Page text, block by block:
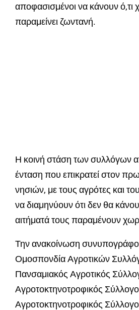
αποφασισμένοι να κάνουν ό,τι
παραμείνει ζωντανή.
Η κοινή στάση των συλλόγων
ένταση που επικρατεί στον
νησιών, με τους αγρότες και
να διαμηνύουν ότι δεν θα
αιτήματά τους παραμένουν
Την ανακοίνωση
Ομοσπονδία Αγροτικών
Πανσαμιακός Αγροτικός
Αγροτοκτηνοτροφικός
Αγροτοκτηνοτροφικός